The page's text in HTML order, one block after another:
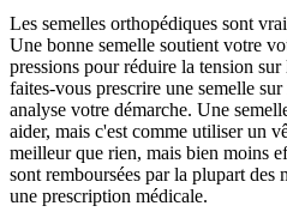
Les semelles orthopédiques sont
Une bonne semelle soutient votre
pressions pour réduire la tension
faites-vous prescrire une semelle
analyse votre démarche. Une
aider, mais c'est comme utiliser un
meilleur que rien, mais bien moins
sont remboursées par la plupart des
une prescription médicale.